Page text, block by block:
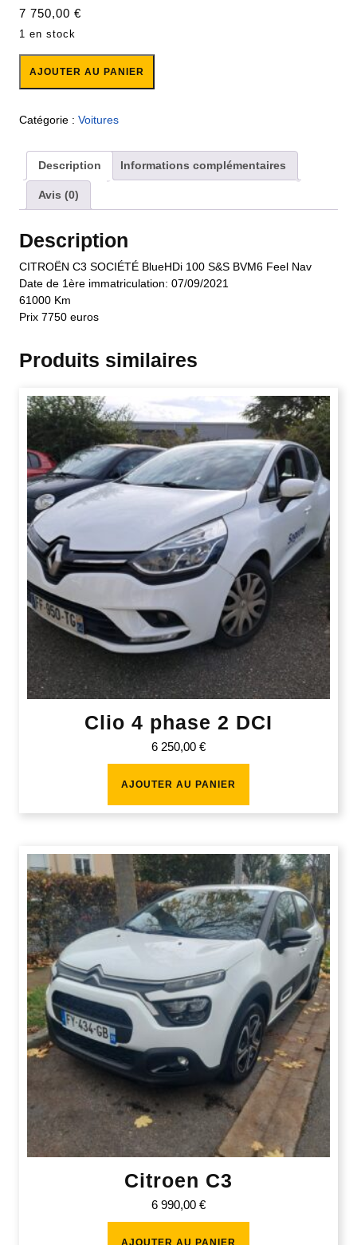
7 750,00 €
1 en stock
AJOUTER AU PANIER
Catégorie : Voitures
Description Informations complémentaires
Avis (0)
Description
CITROËN C3 SOCIÉTÉ BlueHDi 100 S&S BVM6 Feel Nav
Date de 1ère immatriculation: 07/09/2021
61000 Km
Prix 7750 euros
Produits similaires
Clio 4 phase 2 DCI
6 250,00 €
AJOUTER AU PANIER
Citroen C3
6 990,00 €